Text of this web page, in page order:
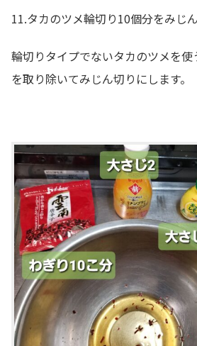
11.タカのツメ輪切り10個分をみじ
輪切りタイプでないタカのツメを
を取り除いてみじん切りにします。